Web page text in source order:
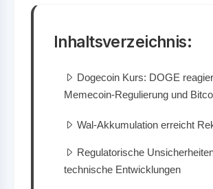
Inhaltsverzeichnis:
Dogecoin Kurs: DOGE
Memecoin-Regulierung und
Wal-Akkumulation erreicht
Regulatorische
technische Entwicklungen